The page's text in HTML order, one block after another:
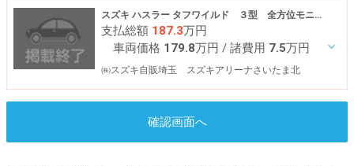
スズキ ハスラー タフワイルド ３型 全方位モニターナビ
支払総額 187.3万円
車両価格 179.8万円 / 諸費用 7.5万円
㈱スズキ自販埼玉 スズキアリーナさいたま北
確認画面へ